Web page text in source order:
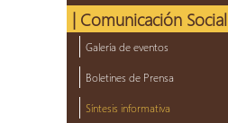
| Comunicación Social
Galería de eventos
Boletines de Prensa
Síntesis informativa